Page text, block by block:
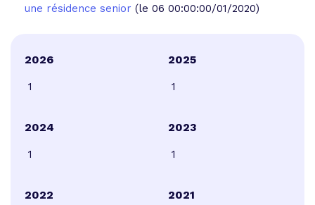
une résidence senior (le 06 00:00:00/01/2020)
2026
1
2025
1
2024
1
2023
1
2022 2021